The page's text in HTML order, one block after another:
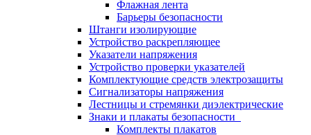
Флажная лента
Барьеры безопасности
Штанги изолирующие
Устройство раскрепляющее
Указатели напряжения
Устройство проверки указателей
Комплектующие средств электрозащиты
Сигнализаторы напряжения
Лестницы и стремянки диэлектрические
Знаки и плакаты безопасности
Комплекты плакатов